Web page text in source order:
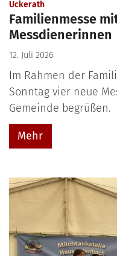
Uckerath:
Familienmesse
Messdienerinnen
12. Juli 2026
Im Rahmen der
Sonntag vier neue
Gemeinde begrüßen.
Mehr